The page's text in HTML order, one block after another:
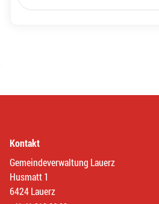
Kontakt
Gemeindeverwaltung Lauerz
Husmatt 1
6424 Lauerz